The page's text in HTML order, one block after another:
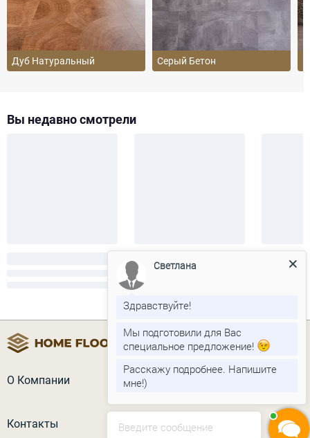
Дуб Натуральный Серый Бетон
Вы недавно смотрели
О Компании
Контакты Введите сообщение
Светлана
Здравствуйте!
Мы подготовили для Вас
специальное предложение!
Расскажу подробнее. Напишите
мне!)